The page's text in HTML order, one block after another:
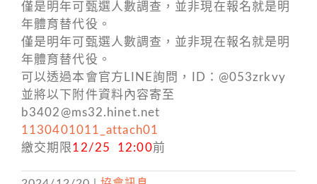
僅是明年可甄選人數調查，並非現在報名就是明
年體育替代役。
僅是明年可甄選人數調查，並非現在報名就是明
年體育替代役。
可以透過本會官方LINE詢問，ID：@053zrkvy
並將以下附件資料內容寄至
b3402@ms32.hinet.net
1130401011_attach01
繳交期限12/25 12:00前